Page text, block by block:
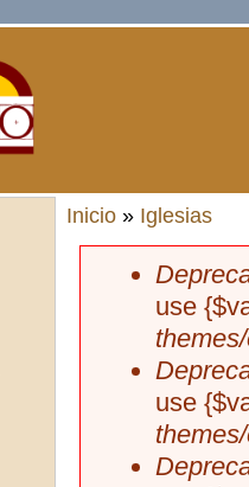
Usted está aquí
Inicio» Iglesias
Mensaje
use
use